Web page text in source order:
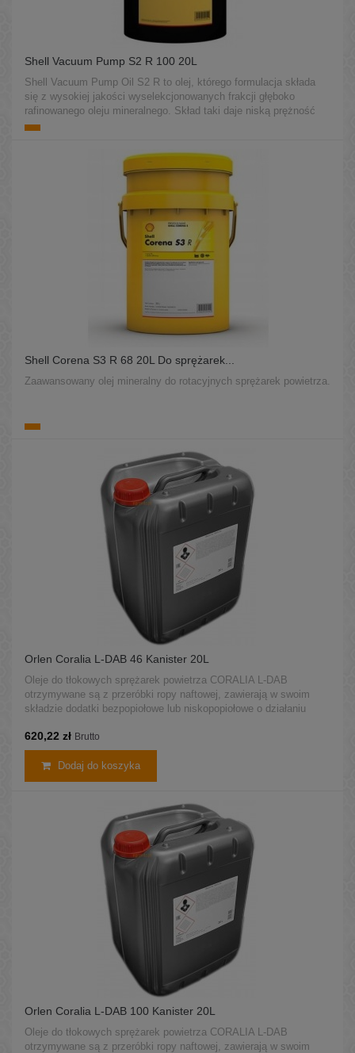
Shell Vacuum Pump S2 R 100 20L
Shell Vacuum Pump Oil S2 R to olej, którego formulacja składa
się z wysokiej jakości wyselekcjonowanych frakcji głęboko
rafinowanego oleju mineralnego. Skład taki daje niską prężność
par oleju oraz doskonałe własności smarne w rotacyjnych
Shell Corena S3 R 68 20L Do sprężarek...
Zaawansowany olej mineralny do rotacyjnych sprężarek powietrza.
Orlen Coralia L-DAB 46 Kanister 20L
Oleje do tłokowych sprężarek powietrza CORALIA L-DAB
otrzymywane są z przeróbki ropy naftowej, zawierają w swoim
składzie dodatki bezpopiołowe lub niskopopiołowe o działaniu
620,22 zł Brutto
Dodaj do koszyka
Orlen Coralia L-DAB 100 Kanister 20L
Oleje do tłokowych sprężarek powietrza CORALIA L-DAB
otrzymywane są z przeróbki ropy naftowej, zawierają w swoim